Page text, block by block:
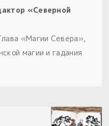
«Северной
«Магии Севера»,
магии и гадания